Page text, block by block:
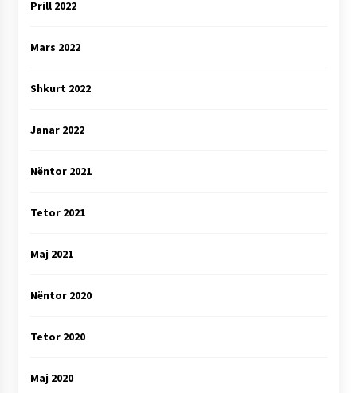
Prill 2022
Mars 2022
Shkurt 2022
Janar 2022
Nëntor 2021
Tetor 2021
Maj 2021
Nëntor 2020
Tetor 2020
Maj 2020